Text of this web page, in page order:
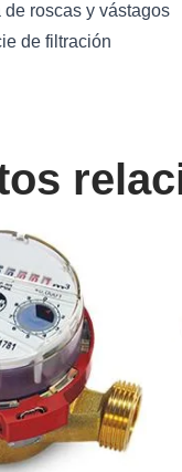
roscas y vástagos
de filtración